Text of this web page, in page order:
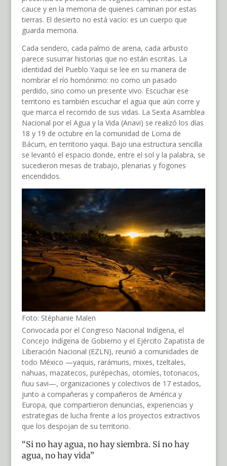
cauce y en la memoria de quienes caminan por estas
tierras. El desierto no está vacío: es un cuerpo que
guarda memoria.
Cada sendero, cada palmo de arena, cada arbusto
parece susurrar historias que no están escritas. La
identidad del Pueblo Yaqui se lee en su manera de
nombrar el río homónimo: no como un pasado
perdido, sino como un presente vivo. Escuchar ese
territorio es también escuchar el agua que aún corre y
que marca el recorrido de sus vidas. La Sexta Asamblea
Nacional por el Agua y la Vida (Anavi) se realizó los días
18 y 19 de octubre en la comunidad de Loma de
Bácum, en territorio yaqui. Bajo una estructura sencilla
se levantó el espacio donde, entre el sol y la palabra, se
sucedieron mesas de trabajo, plenarias y fogones
encendidos.
Foto: Stéphanie Malen
Convocada por el Congreso Nacional Indígena, el
Concejo Indígena de Gobierno y el Ejército Zapatista de
Liberación Nacional (EZLN), reunió a comunidades de
todo México —yaquis, rarámuris, mixes, tzeltales,
nahuas, mazatecos, purépechas, otomíes, totonacos,
ñuu savi—, organizaciones y colectivos de 17 estados,
junto a compañeras y compañeros de América y
Europa, que compartieron denuncias, experiencias y
estrategias de lucha frente a los proyectos extractivos
que los despojan de su territorio.
“Si no hay agua, no hay siembra. Si no hay
agua, no hay vida”